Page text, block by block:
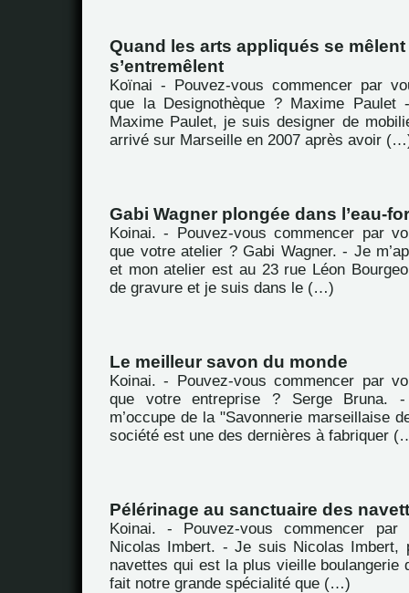
Quand les arts appliqués se mêlent
s’entremêlent
Koïnai - Pouvez-vous commencer par
que la Designothèque ? Maxime Paulet
Maxime Paulet, je suis designer de
arrivé sur Marseille en 2007 après avoir
Gabi Wagner plongée dans l’eau-
Koinai. - Pouvez-vous commencer par
que votre atelier ? Gabi Wagner. - Je
et mon atelier est au 23 rue Léon
de gravure et je suis dans le (…)
Le meilleur savon du monde
Koinai. - Pouvez-vous commencer par
que votre entreprise ? Serge Bruna.
m’occupe de la "Savonnerie marseillaise
société est une des dernières à fabriquer
Pélérinage au sanctuaire des
Koinai. - Pouvez-vous commencer
Nicolas Imbert. - Je suis Nicolas Imbert,
navettes qui est la plus vieille boulangerie
fait notre grande spécialité que (…)